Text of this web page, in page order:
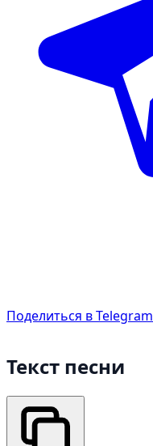
Поделиться в Telegram
Текст песни